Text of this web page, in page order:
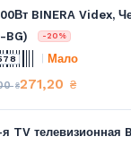
BINERA Videx,
BG)
-20%
Мало
₴271,20 ₴
я TV телевизионная